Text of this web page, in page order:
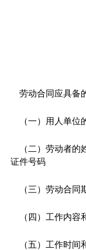
劳动合同应具备
（一）用人单
（二）劳动者
证件号码
（三）劳动合同
（四）工作内容
（五）工作时间